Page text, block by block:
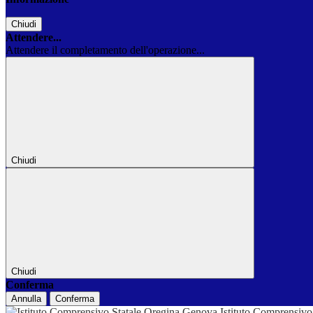
Chiudi
Attendere...
Attendere il completamento dell'operazione...
Chiudi
Chiudi
Conferma
Annulla Conferma